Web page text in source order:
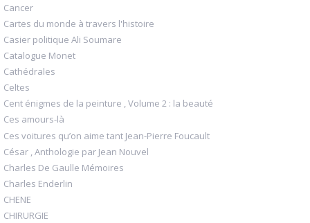
Cancer
Cartes du monde à travers l'histoire
Casier politique Ali Soumare
Catalogue Monet
Cathédrales
Celtes
Cent énigmes de la peinture , Volume 2 : la beauté
Ces amours-là
Ces voitures qu’on aime tant Jean-Pierre Foucault
César , Anthologie par Jean Nouvel
Charles De Gaulle Mémoires
Charles Enderlin
CHENE
CHIRURGIE